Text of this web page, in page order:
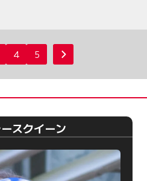
4 5 次へ
スクイーン